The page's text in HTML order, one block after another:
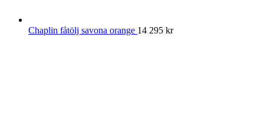
Chaplin fåtölj savona orange 14 295 kr